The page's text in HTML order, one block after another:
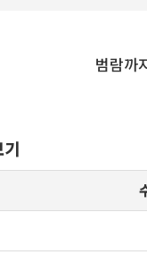
범람까